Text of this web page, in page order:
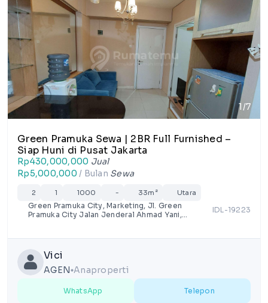
1/7
Green Pramuka Sewa | 2BR Full Furnished –
Siap Huni di Pusat Jakarta
Rp430,000,000 Jual
Rp5,000,000 / Bulan Sewa
2 1 1000 - 33m² Utara
Green Pramuka City, Marketing, Jl. Green
Pramuka City Jalan Jenderal Ahmad Yani,
IDL-19223
Vici
AGEN lensAnaproperti
WhatsApp Telepon